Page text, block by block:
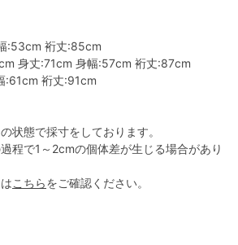
:53cm 裄丈:85cm
身丈:71cm 身幅:57cm 裄丈:87cm
:61cm 裄丈:91cm
状態で採寸をしております。
程で1～2cmの個体差が生じる場合があり
こちらをご確認ください。